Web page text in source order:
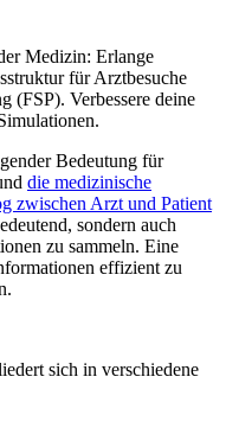
Bedeutung für
die medizinische
zwischen Arzt und Patient
sondern auch
zu sammeln. Eine
effizient zu
sich in verschiedene